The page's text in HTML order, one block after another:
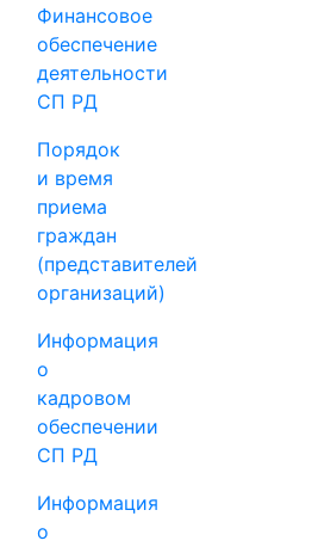
Финансовое
обеспечение
деятельности
СП РД
Порядок
и время
приема
граждан
(представителей
организаций)
Информация
о
кадровом
обеспечении
СП РД
Информация
о